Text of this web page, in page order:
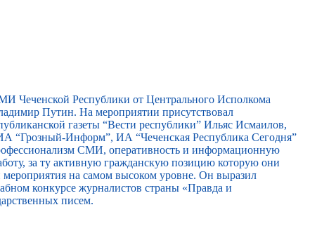
Чеченской Республики от Центрального Исполкома
Путин. На мероприятии присутствовал
газеты “Вести республики” Ильяс Исмаилов,
“Грозный-Информ”, ИА “Чеченская Республика Сегодня”
СМИ, оперативность и информационную
за ту активную гражданскую позицию которую они
на самом высоком уровне. Он выразил
конкурсе журналистов страны «Правда и
писем.